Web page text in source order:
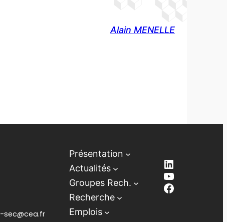
Alain MENELLE
sec@cea.fr
Présentation
Actualités
Groupes Rech.
Recherche
Emplois
LinkedIn
YouTube
Facebook